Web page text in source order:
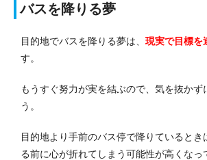
バスを降りる夢
目的地でバスを降りる夢は、 現実で目標を
す。
もうすぐ努力が実を結ぶので、気を抜かず
う。
目的地より手前のバス停で降りているとき
る前に心が折れてしまう可能性が高くなっ